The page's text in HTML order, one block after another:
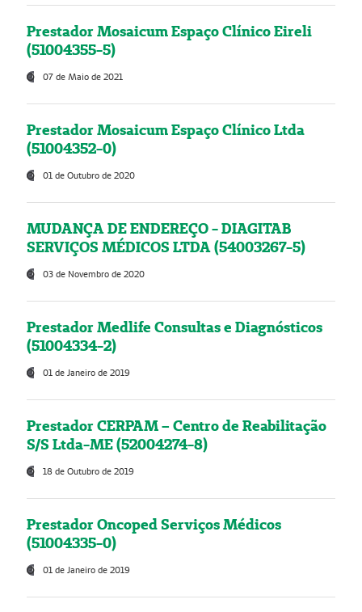
Prestador Mosaicum Espaço Clínico Eireli
(51004355-5)
07 de Maio de 2021
Prestador Mosaicum Espaço Clínico Ltda
(51004352-0)
01 de Outubro de 2020
MUDANÇA DE ENDEREÇO - DIAGITAB
SERVIÇOS MÉDICOS LTDA (54003267-5)
03 de Novembro de 2020
Prestador Medlife Consultas e Diagnósticos
(51004334-2)
01 de Janeiro de 2019
Prestador CERPAM – Centro de Reabilitação
S/S Ltda-ME (52004274-8)
18 de Outubro de 2019
Prestador Oncoped Serviços Médicos
(51004335-0)
01 de Janeiro de 2019